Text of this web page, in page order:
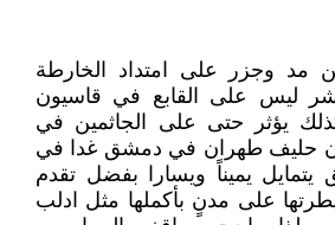
مد وجزر على امتداد الخارطة
ليس على القابع في قاسيون
يؤثر حتى على الجاثمين في
أن حليف طهران في دمشق غدا في
يتمايل يميناً ويسارا بفضل تقدم
على مدنٍ بأكملها مثل ادلب